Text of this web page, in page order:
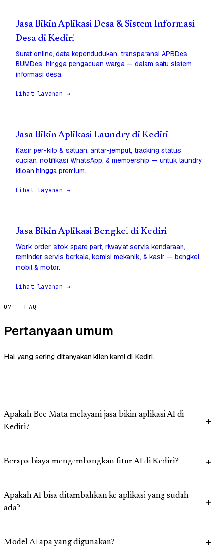
Jasa Bikin Aplikasi Desa & Sistem Informasi
Desa di Kediri
Surat online, data kependudukan, transparansi APBDes,
BUMDes, hingga pengaduan warga — dalam satu sistem
informasi desa.
Lihat layanan →
Jasa Bikin Aplikasi Laundry di Kediri
Kasir per-kilo & satuan, antar-jemput, tracking status
cucian, notifikasi WhatsApp, & membership — untuk laundry
kiloan hingga premium.
Lihat layanan →
Jasa Bikin Aplikasi Bengkel di Kediri
Work order, stok spare part, riwayat servis kendaraan,
reminder servis berkala, komisi mekanik, & kasir — bengkel
mobil & motor.
Lihat layanan →
07 — FAQ
Pertanyaan umum
Hal yang sering ditanyakan klien kami di Kediri.
Apakah Bee Mata melayani jasa bikin aplikasi AI di
Kediri?
Berapa biaya mengembangkan fitur AI di Kediri?
Apakah AI bisa ditambahkan ke aplikasi yang sudah
ada?
Model AI apa yang digunakan?